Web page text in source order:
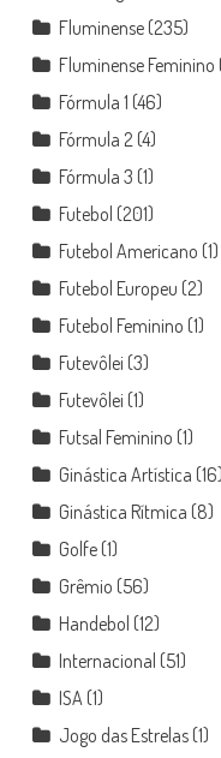
Fluminense(235)
Fluminense Feminino
Fórmula 1 (46)
Fórmula 2 (4)
Fórmula 3 (1)
Futebol (201)
Futebol Americano (1)
Futebol Europeu (2)
Futebol Feminino (1)
Futevôlei (3)
Futevôlei (1)
Futsal Feminino (1)
Ginástica Artística (16)
Ginástica Rítmica (8)
Golfe(1)
Grêmio (56)
Handebol (12)
Internacional (51)
ISA (1)
Jogo das Estrelas(1)